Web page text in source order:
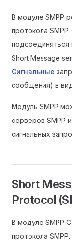
В модуле SMPP
протокола
подсоединяться
Short Message
Сигнальные
сообщения) в
Модуль SMPP
серверов SMPP
сигнальных
Short
Protocol
В модуле SMPP
протокола